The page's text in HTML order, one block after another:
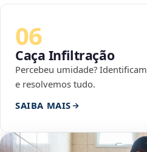
06
Caça Infiltração
Percebeu umidade?
e resolvemos tudo.
SAIBA MAIS